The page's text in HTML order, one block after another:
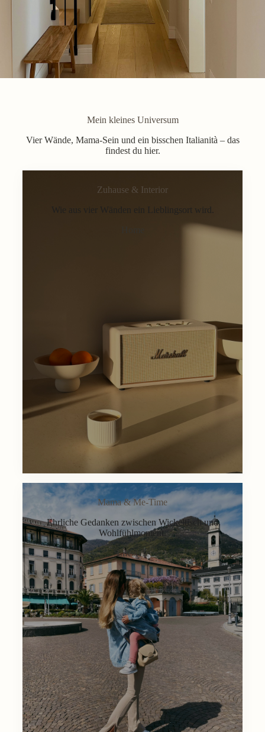
Mein kleines Universum
Vier Wände, Mama-Sein und ein bisschen Italianità – das
findest du hier.
Zuhause & Interior
Wie aus vier Wänden ein Lieblingsort wird.
Mama & Me-Time
Ehrliche Gedanken zwischen Wickeltisch und
Wohlfühlmoment.
Lifestyle